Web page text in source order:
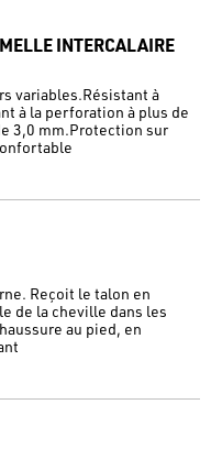
INTERCALAIRE
variables.Résistant à
à la perforation à plus de
3,0 mm.Protection sur
Reçoit le talon en
de la cheville dans les
au pied, en